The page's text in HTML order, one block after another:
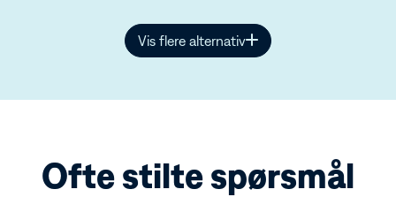
Vis flere alternativ
Ofte stilte spørsmål